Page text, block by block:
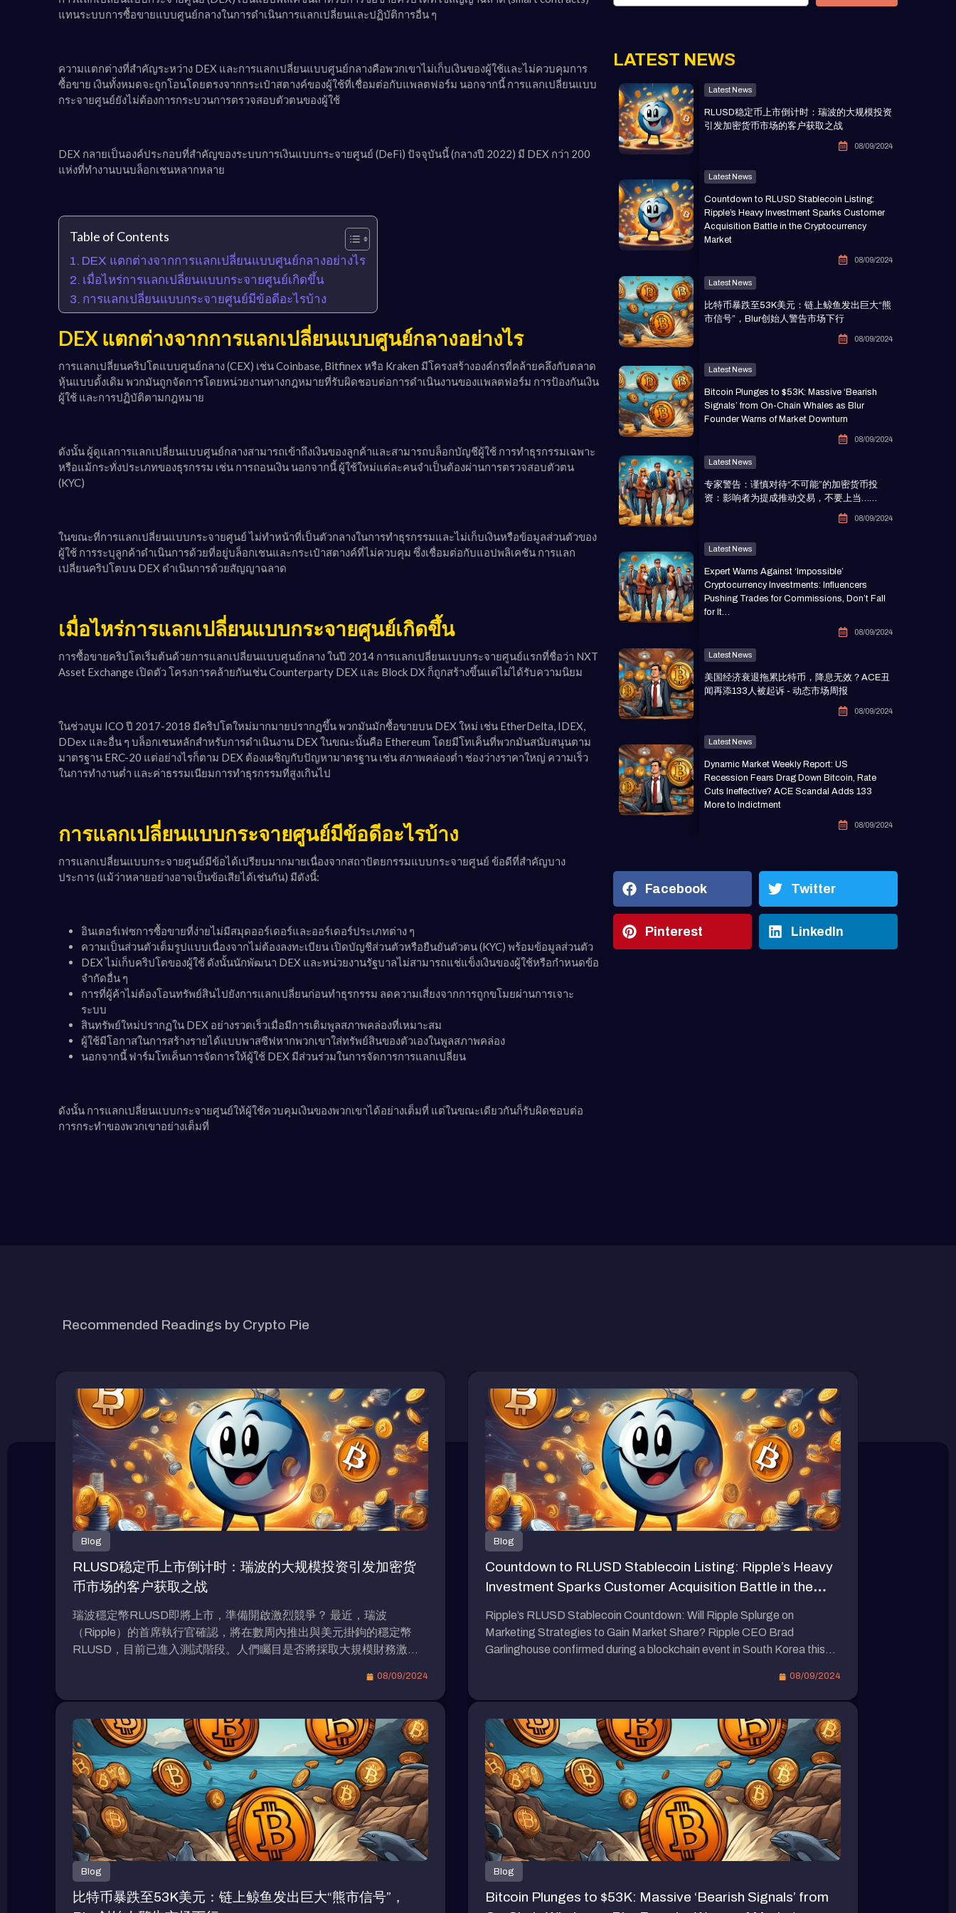
แทนระบบการซื้อขายแบบศูนย์กลางในการดำเนินการแลกเปลี่ยนและปฏิบัติการอื่น ๆ
ความแตกต่างที่สำคัญระหว่าง DEX และการแลกเปลี่ยนแบบศูนย์กลางคือพวกเขาไม่เก็บเงินของผู้ใช้และไม่ควบคุมการ
ซื้อขาย เงินทั้งหมดจะถูกโอนโดยตรงจากกระเป๋าสตางค์ของผู้ใช้ที่เชื่อมต่อกับแพลตฟอร์ม นอกจากนี้ การแลกเปลี่ยนแบบ
กระจายศูนย์ยังไม่ต้องการกระบวนการตรวจสอบตัวตนของผู้ใช้
DEX กลายเป็นองค์ประกอบที่สำคัญของระบบการเงินแบบกระจายศูนย์ (DeFi) ปัจจุบันนี้ (กลางปี 2022) มี DEX กว่า 200
แห่งที่ทำงานบนบล็อกเชนหลากหลาย
Table of Contents
DEX แตกต่างจากการแลกเปลี่ยนแบบศูนย์กลางอย่างไร
เมื่อไหร่การแลกเปลี่ยนแบบกระจายศูนย์เกิดขึ้น
การแลกเปลี่ยนแบบกระจายศูนย์มีข้อดีอะไรบ้าง
DEX แตกต่างจากการแลกเปลี่ยนแบบศูนย์กลางอย่างไร
การแลกเปลี่ยนคริปโตแบบศูนย์กลาง (CEX) เช่น Coinbase, Bitfinex หรือ Kraken มีโครงสร้างองค์กรที่คล้ายคลึงกับตลาด
หุ้นแบบดั้งเดิม พวกมันถูกจัดการโดยหน่วยงานทางกฎหมายที่รับผิดชอบต่อการดำเนินงานของแพลตฟอร์ม การป้องกันเงิน
ผู้ใช้ และการปฏิบัติตามกฎหมาย
ดังนั้น ผู้ดูแลการแลกเปลี่ยนแบบศูนย์กลางสามารถเข้าถึงเงินของลูกค้าและสามารถบล็อกบัญชีผู้ใช้ การทำธุรกรรมเฉพาะ
หรือแม้กระทั่งประเภทของธุรกรรม เช่น การถอนเงิน นอกจากนี้ ผู้ใช้ใหม่แต่ละคนจำเป็นต้องผ่านการตรวจสอบตัวตน
(KYC)
ในขณะที่การแลกเปลี่ยนแบบกระจายศูนย์ ไม่ทำหน้าที่เป็นตัวกลางในการทำธุรกรรมและไม่เก็บเงินหรือข้อมูลส่วนตัวของ
ผู้ใช้ การระบุลูกค้าดำเนินการด้วยที่อยู่บล็อกเชนและกระเป๋าสตางค์ที่ไม่ควบคุม ซึ่งเชื่อมต่อกับแอปพลิเคชัน การแลก
เปลี่ยนคริปโตบน DEX ดำเนินการด้วยสัญญาฉลาด
เมื่อไหร่การแลกเปลี่ยนแบบกระจายศูนย์เกิดขึ้น
การซื้อขายคริปโตเริ่มต้นด้วยการแลกเปลี่ยนแบบศูนย์กลาง ในปี 2014 การแลกเปลี่ยนแบบกระจายศูนย์แรกที่ชื่อว่า NXT
Asset Exchange เปิดตัว โครงการคล้ายกันเช่น Counterparty DEX และ Block DX ก็ถูกสร้างขึ้นแต่ไม่ได้รับความนิยม
ในช่วงบูม ICO ปี 2017-2018 มีคริปโตใหม่มากมายปรากฏขึ้น พวกมันมักซื้อขายบน DEX ใหม่ เช่น EtherDelta, IDEX,
DDex และอื่น ๆ บล็อกเชนหลักสำหรับการดำเนินงาน DEX ในขณะนั้นคือ Ethereum โดยมีโทเค็นที่พวกมันสนับสนุนตาม
มาตรฐาน ERC-20 แต่อย่างไรก็ตาม DEX ต้องเผชิญกับปัญหามาตรฐาน เช่น สภาพคล่องต่ำ ช่องว่างราคาใหญ่ ความเร็ว
ในการทำงานต่ำ และค่าธรรมเนียมการทำธุรกรรมที่สูงเกินไป
การแลกเปลี่ยนแบบกระจายศูนย์มีข้อดีอะไรบ้าง
การแลกเปลี่ยนแบบกระจายศูนย์มีข้อได้เปรียบมากมายเนื่องจากสถาปัตยกรรมแบบกระจายศูนย์ ข้อดีที่สำคัญบาง
ประการ (แม้ว่าหลายอย่างอาจเป็นข้อเสียได้เช่นกัน) มีดังนี้:
อินเตอร์เฟซการซื้อขายที่ง่ายไม่มีสมุดออร์เดอร์และออร์เดอร์ประเภทต่าง ๆ
ความเป็นส่วนตัวเต็มรูปแบบเนื่องจากไม่ต้องลงทะเบียน เปิดบัญชีส่วนตัวหรือยืนยันตัวตน (KYC) พร้อมข้อมูลส่วนตัว
DEX ไม่เก็บคริปโตของผู้ใช้ ดังนั้นนักพัฒนา DEX และหน่วยงานรัฐบาลไม่สามารถแช่แข็งเงินของผู้ใช้หรือกำหนดข้อ
จำกัดอื่น ๆ
การที่ผู้ค้าไม่ต้องโอนทรัพย์สินไปยังการแลกเปลี่ยนก่อนทำธุรกรรม ลดความเสี่ยงจากการถูกขโมยผ่านการเจาะ
ระบบ
สินทรัพย์ใหม่ปรากฏใน DEX อย่างรวดเร็วเมื่อมีการเติมพูลสภาพคล่องที่เหมาะสม
ผู้ใช้มีโอกาสในการสร้างรายได้แบบพาสซีฟหากพวกเขาใส่ทรัพย์สินของตัวเองในพูลสภาพคล่อง
นอกจากนี้ ฟาร์มโทเค็นการจัดการให้ผู้ใช้ DEX มีส่วนร่วมในการจัดการการแลกเปลี่ยน
ดังนั้น การแลกเปลี่ยนแบบกระจายศูนย์ให้ผู้ใช้ควบคุมเงินของพวกเขาได้อย่างเต็มที่ แต่ในขณะเดียวกันก็รับผิดชอบต่อ
การกระทำของพวกเขาอย่างเต็มที่
LATEST NEWS
Latest News
RLUSD稳定币上市倒计时：瑞波的大规模投资
引发加密货币市场的客户获取之战
08/09/2024
Latest News
Countdown to RLUSD Stablecoin Listing:
Ripple’s Heavy Investment Sparks Customer
Acquisition Battle in the Cryptocurrency
Market
08/09/2024
Latest News
比特币暴跌至53K美元：链上鲸鱼发出巨大“熊
市信号”，Blur创始人警告市场下行
08/09/2024
Latest News
Bitcoin Plunges to $53K: Massive ‘Bearish
Signals’ from On-Chain Whales as Blur
Founder Warns of Market Downturn
08/09/2024
Latest News
专家警告：谨慎对待“不可能”的加密货币投
资：影响者为提成推动交易，不要上当……
08/09/2024
Latest News
Expert Warns Against ‘Impossible’
Cryptocurrency Investments: Influencers
Pushing Trades for Commissions, Don’t Fall
for It…
08/09/2024
Latest News
美国经济衰退拖累比特币，降息无效？ACE丑
闻再添133人被起诉 - 动态市场周报
08/09/2024
Latest News
Dynamic Market Weekly Report: US
Recession Fears Drag Down Bitcoin, Rate
Cuts Ineffective? ACE Scandal Adds 133
More to Indictment
08/09/2024
Facebook Twitter
Pinterest LinkedIn
Recommended Readings by Crypto Pie
Blog
RLUSD稳定币上市倒计时：瑞波的大规模投资引发加密货
币市场的客户获取之战
瑞波穩定幣RLUSD即將上市，準備開啟激烈競爭？ 最近，瑞波
（Ripple）的首席執行官確認，將在數周內推出與美元掛鉤的穩定幣
RLUSD，目前已進入測試階段。人們矚目是否將採取大規模財務激勵
機兼容的XRPL側鏈、新穩定幣$RLUSD：打開DeFi和RWA新機遇）
（背景補充: 瑞波（Ripple）預定於2025年推出“XRPL EVM”側鏈，有
何特色？） 瑞波（Ripple）RLUSD的發佈與計劃 瑞波（Ripple）實驗
室的首席執行官布拉德·加林格豪於本周在韓國區塊鏈週活動中證實，
即將推出與美元挂鈎的穩定幣。他表示，我們確定會在不久的將來推
出，只需幾周而非數月。這將被命名為瑞波美元（Ripple USD）。
RLUSD將在該框架下被創造。加林格豪指出，該代幣的計劃是根據市
值達340億美元的第二大穩定幣USDC在2023年3月失去與美元掛鉤後
制定的。瑞波於4月首次披露其穩定幣計劃，並表示該代幣將「100%
由美元存款、短期美國國債和其他現金等價物支持」。RLUSD已於8月
初開始與企業合作夥伴進行測試，並計劃首先部署在瑞波的XRP
Ledger和以太坊區塊鏈上，並遵循以太坊的ERC-20標準。 專家對
RLUSD可能面臨的挑戰 Bitget Research的首席分析師Ryan Lee接受
《Blockzeit》採訪時分析了RLUSD可能面臨的挑戰。Lee表示，瑞波
08/09/2024
Blog
Countdown to RLUSD Stablecoin Listing: Ripple’s Heavy
Investment Sparks Customer Acquisition Battle in the
Cryptocurrency Market
Ripple’s RLUSD Stablecoin Countdown: Will Ripple Splurge on
Marketing Strategies to Gain Market Share? Ripple CEO Brad
Garlinghouse confirmed during a blockchain event in South Korea this
launch in the coming weeks and is currently in the testing phase. The
question on […]
08/09/2024
Blog
比特币暴跌至53K美元：链上鲸鱼发出巨大“熊市信号”，
Blog
Bitcoin Plunges to $53K: Massive ‘Bearish Signals’ from